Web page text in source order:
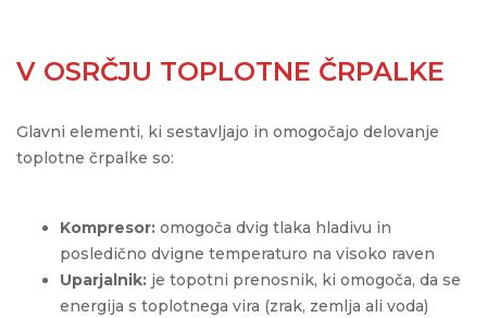
V OSRČJU TOPLOTNE ČRPALKE
Glavni elementi, ki sestavljajo in omogočajo delovanje
toplotne črpalke so:
Kompresor: omogoča dvig tlaka hladivu in
posledično dvigne temperaturo na visoko raven
Uparjalnik: je topotni prenosnik, ki omogoča, da se
energija s toplotnega vira (zrak, zemlja ali voda)